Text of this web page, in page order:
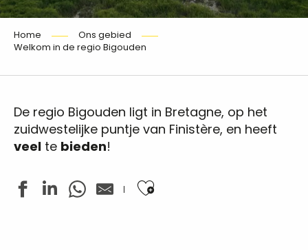
Home
Ons gebied
Welkom in de regio Bigouden
De regio Bigouden ligt in Bretagne, op het
zuidwestelijke puntje van Finistère, en heeft
veel te bieden!
Ajouter aux favoris